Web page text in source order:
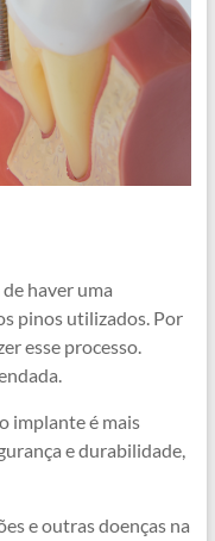
haver uma
pinos utilizados. Por
esse processo.
implante é mais
e durabilidade,
e outras doenças na